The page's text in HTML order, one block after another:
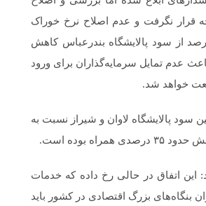
قرار نگرفت و عدم اصلاح نرخ خوراک
شد تا ۳۶ درصد از سود پالایشگاه بندرعباس کاهش
عدم تمایل سرمایه‌گذاران برای ورود
خواهد شد.
سود پالایشگاه لاوان و شیراز نسبت به
بوده است.
این اتفاق در حالی رخ داده که خدمات
بنگاه‌های بزرگ اقتصادی در کشور باید